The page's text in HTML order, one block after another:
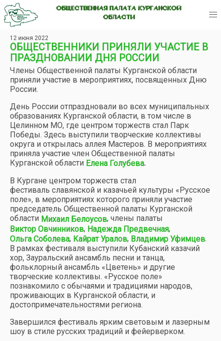
ОБЩЕСТВЕННАЯ ПАЛАТА КУРГАНСКОЙ
ОБЛАСТИ
12 июня 2022
ОБЩЕСТВЕННИКИ ПРИНЯЛИ УЧАСТИЕ В
ПРАЗДНОВАНИИ ДНЯ РОССИИ
Члены Общественной палаты Курганской области
приняли участие в мероприятиях, посвященных Дню
России.
День России отпраздновали во всех муниципальных
образованиях Курганской области, в том числе в
Целинном МО, где центром торжеств стал Парк
Победы. Здесь выступили творческие коллективы
округа и открылась аллея Мастеров. В мероприятиях
приняла участие член Общественной палаты
Курганской области Елена Голубева.
В Кургане центром торжеств стал
фестиваль славянской и казачьей культуры «Русское
поле», в мероприятиях которого приняли участие
председатель Общественной палаты Курганской
области Михаил Белоусов, члены палаты
Виктор Овчинников, Надежда Предвечная,
Ольга Соболева, Кайрат Уралов, Владимир Уфимцев.
В рамках фестиваля выступили Кубанский казачий
хор, Зауральский ансамбль песни и танца,
фольклорный ансамбль «Цветень» и другие
творческие коллективы. «Русское поле»
познакомило с обычаями и традициями народов,
проживающих в Курганской области, и
достопримечательностями региона.
Завершился фестиваль ярким световым и лазерным
шоу в стиле русских традиций и фейерверком.